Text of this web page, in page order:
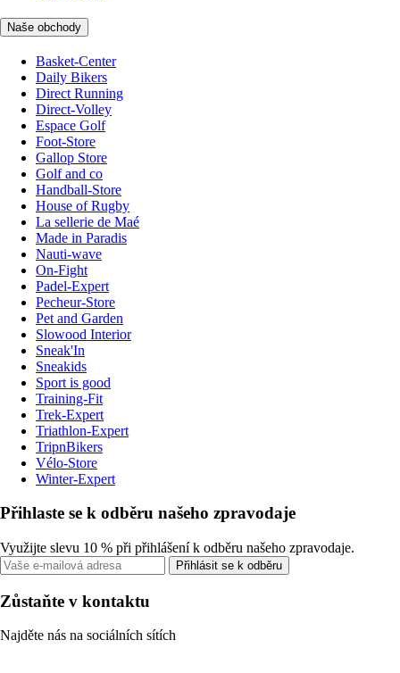
Naše obchody
Basket-Center
Daily Bikers
Direct Running
Direct-Volley
Espace Golf
Foot-Store
Gallop Store
Golf and co
Handball-Store
House of Rugby
La sellerie de Maé
Made in Paradis
Nauti-wave
On-Fight
Padel-Expert
Pecheur-Store
Pet and Garden
Slowood Interior
Sneak'In
Sneakids
Sport is good
Training-Fit
Trek-Expert
Triathlon-Expert
TripnBikers
Vélo-Store
Winter-Expert
Přihlaste se k odběru našeho zpravodaje
Využijte slevu 10 % při přihlášení k odběru našeho zpravodaje.
Přihlásit se k odběru
Zůstaňte v kontaktu
Najděte nás na sociálních sítích